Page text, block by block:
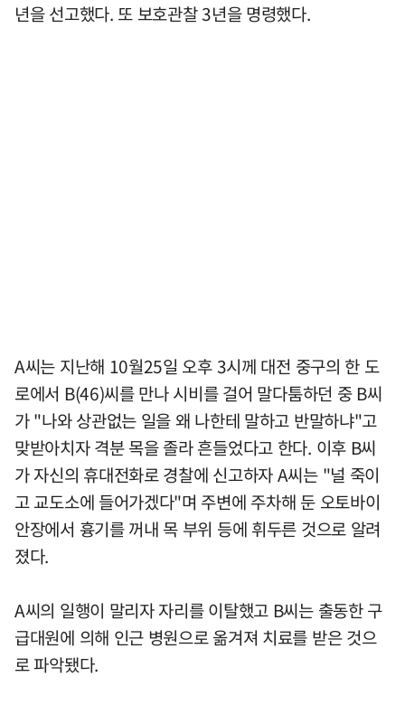
년을 선고했다. 또 보호관찰 3년을 명령했다.
A씨는 지난해 10월25일 오후 3시께 대전 중구의 한 도
로에서 B(46)씨를 만나 시비를 걸어 말다툼하던 중 B씨
가 "나와 상관없는 일을 왜 나한테 말하고 반말하냐"고
맞받아치자 격분 목을 졸라 흔들었다고 한다. 이후 B씨
가 자신의 휴대전화로 경찰에 신고하자 A씨는 "널 죽이
고 교도소에 들어가겠다"며 주변에 주차해 둔 오토바이
안장에서 흉기를 꺼내 목 부위 등에 휘두른 것으로 알려
졌다.
A씨의 일행이 말리자 자리를 이탈했고 B씨는 출동한 구
급대원에 의해 인근 병원으로 옮겨져 치료를 받은 것으
로 파악됐다.